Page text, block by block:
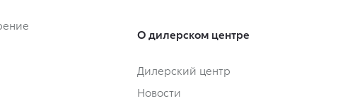
О дилерском центре
Дилерский центр
Новости